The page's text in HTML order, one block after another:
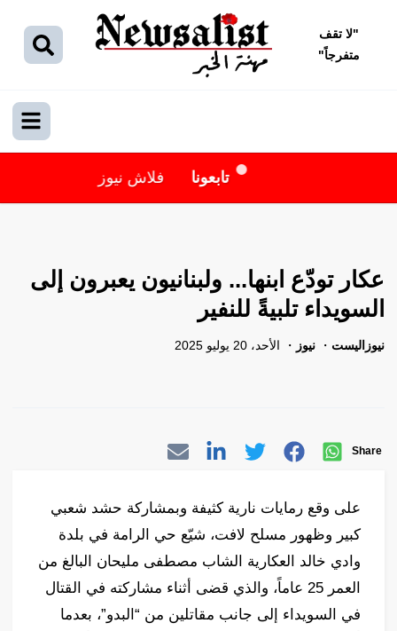
"لا تقف
متفرجاً"
تابعونا فلاش نيوز
عكار تودّع ابنها... ولبنانيون يعبرون إلى
السويداء تلبيةً للنفير
نيوزاليست نيوز الأحد، 20 يوليو 2025
Share
على وقع رمايات نارية كثيفة وبمشاركة حشد شعبي
كبير وظهور مسلح لافت، شيّع حي الرامة في بلدة
وادي خالد العكارية الشاب مصطفى مليحان البالغ من
العمر 25 عاماً، والذي قضى أثناء مشاركته في القتال
في السويداء إلى جانب مقاتلين من “البدو”، بعدما